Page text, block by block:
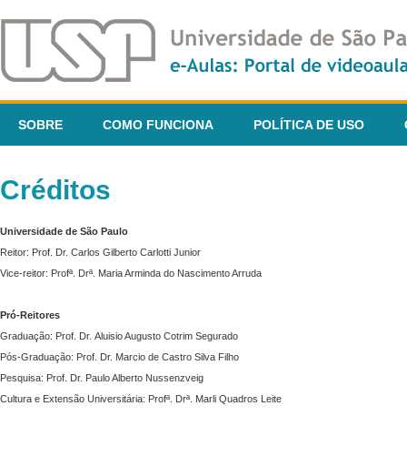
SOBRE COMO FUNCIONA POLÍTICA DE USO
Créditos
Universidade de São Paulo
Reitor: Prof. Dr. Carlos Gilberto Carlotti Junior
Vice-reitor: Profª. Drª. Maria Arminda do Nascimento Arruda
Pró-Reitores
Graduação: Prof. Dr. Aluisio Augusto Cotrim Segurado
Pós-Graduação: Prof. Dr. Marcio de Castro Silva Filho
Pesquisa: Prof. Dr. Paulo Alberto Nussenzveig
Cultura e Extensão Universitária: Profª. Drª. Marli Quadros Leite